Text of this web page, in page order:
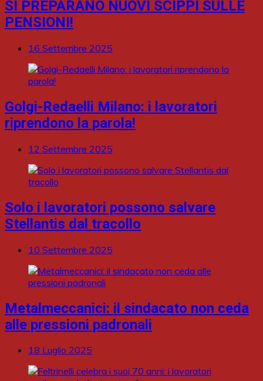
SI PREPARANO NUOVI SCIPPI SULLE
PENSIONI!
16 Settembre 2025
Golgi-Redaelli Milano: i lavoratori
riprendono la parola!
12 Settembre 2025
Solo i lavoratori possono salvare
Stellantis dal tracollo
10 Settembre 2025
Metalmeccanici: il sindacato non ceda
alle pressioni padronali
18 Luglio 2025